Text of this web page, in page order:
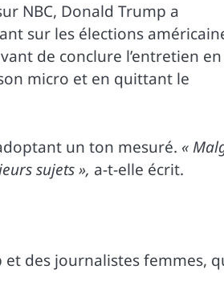
NBC, Donald Trump a
sur les élections
de conclure l’entretien en
micro et en quittant le
un ton mesuré. «
sujets », a-t-elle écrit.
et des journalistes femmes,